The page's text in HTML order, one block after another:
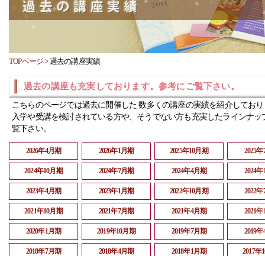
TOPページ>過去の講座実績
過去の講座も充実しております。参考にご覧下さい。
こちらのページでは過去に開催した 数多くの講座の実績を紹介してお
入学や受講を検討されている方や、そうでない方も充実したラインナッ
覧下さい。
2026年4月期 2026年1月期 2025年10月期 2025
2024年10月期 2024年7月期 2024年4月期 2024
2023年4月期 2023年1月期 2022年10月期 2022
2021年10月期 2021年7月期 2021年4月期 2021
2020年1月期 2019年10月期 2019年7月期 2019
2018年7月期 2018年4月期 2018年1月期 2017年